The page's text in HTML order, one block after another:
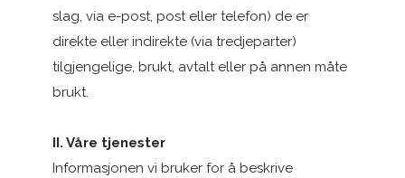
slag, via e-post, post eller telefon) de er
direkte eller indirekte (via tredjeparter)
tilgjengelige, brukt, avtalt eller på annen måte
brukt.
II. Våre tjenester
Informasjonen vi bruker for å beskrive